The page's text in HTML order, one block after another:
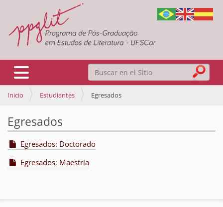
Buscar
Búsqueda Avanzada…
Mostrar/Ocultar navegación
Inicio Estudiantes Egresados
Egresados
Egresados: Doctorado
Egresados: Maestría